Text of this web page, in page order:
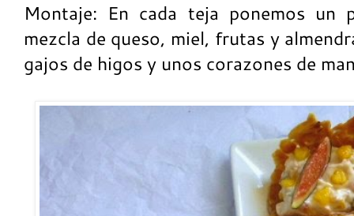
Montaje: En cada teja ponemos un
mezcla de queso, miel, frutas y
gajos de higos y unos corazones de